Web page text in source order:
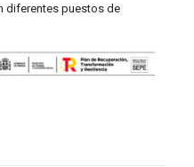
diferentes puestos de